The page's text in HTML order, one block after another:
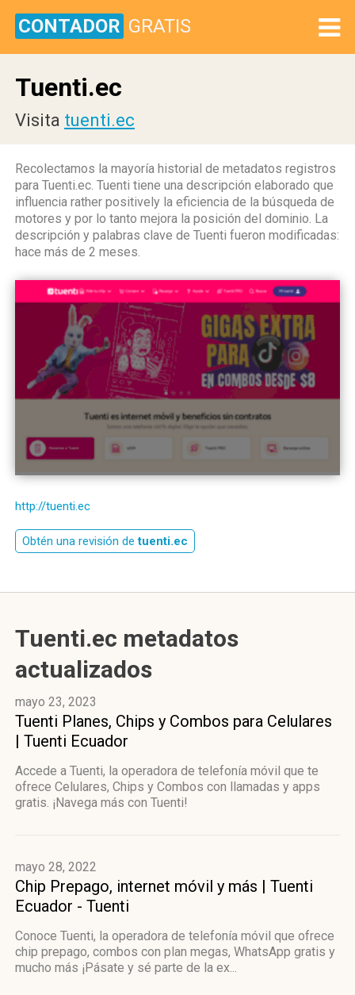
CONTADOR GRATIS
Tuenti.ec
Visita tuenti.ec
Recolectamos la mayoría historial de metadatos registros
para Tuenti.ec. Tuenti tiene una descripción elaborado que
influencia rather positively la eficiencia de la búsqueda de
motores y por lo tanto mejora la posición del dominio. La
descripción y palabras clave de Tuenti fueron modificadas:
hace más de 2 meses.
http://tuenti.ec
Obtén una revisión detuenti.ec
Tuenti.ec metadatos
actualizados
mayo 23, 2023
Tuenti Planes, Chips y Combos para Celulares
| Tuenti Ecuador
Accede a Tuenti, la operadora de telefonía móvil que te
ofrece Celulares, Chips y Combos con llamadas y apps
gratis. ¡Navega más con Tuenti!
mayo 28, 2022
Chip Prepago, internet móvil y más | Tuenti
Ecuador - Tuenti
Conoce Tuenti, la operadora de telefonía móvil que ofrece
chip prepago, combos con plan megas, WhatsApp gratis y
mucho más ¡Pásate y sé parte de la ex...